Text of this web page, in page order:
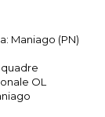
Maniago (PN)
OL